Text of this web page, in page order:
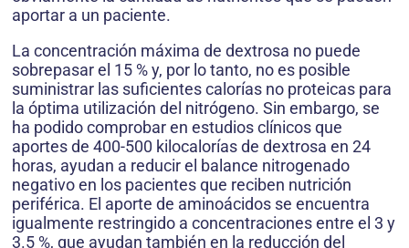
aportar a un paciente.
La concentración máxima de dextrosa no puede
sobrepasar el 15 % y, por lo tanto, no es posible
suministrar las suficientes calorías no proteicas para
la óptima utilización del nitrógeno. Sin embargo, se
ha podido comprobar en estudios clínicos que
aportes de 400-500 kilocalorías de dextrosa en 24
horas, ayudan a reducir el balance nitrogenado
negativo en los pacientes que reciben nutrición
periférica. El aporte de aminoácidos se encuentra
igualmente restringido a concentraciones entre el 3 y
3.5 %, que ayudan también en la reducción del